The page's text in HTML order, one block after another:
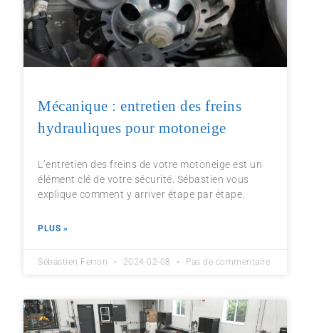
Mécanique : entretien des freins
hydrauliques pour motoneige
L’entretien des freins de votre motoneige est un
élément clé de votre sécurité. Sébastien vous
explique comment y arriver étape par étape.
PLUS »
Sébastien Ferron 2024-02-08 Pas de commentaire